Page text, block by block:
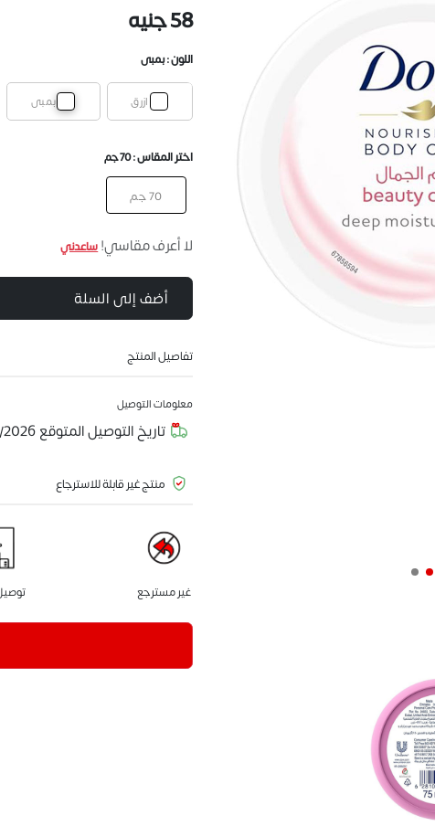
58 جنيه
اللون :بمبى
ازرق بمبى
اختر المقاس :70 جم
70 جم
لا أعرف مقاسي!ساعدني
أضف إلى السلة
تفاصيل المنتج
معلومات التوصيل
تاريخ التوصيل المتوقع
منتج غير قابلة للاسترجاع
غير مسترجع